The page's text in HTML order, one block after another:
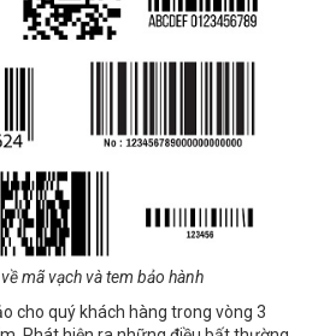
mã vạch và tem bảo hành
cho quý khách hàng trong vòng 3